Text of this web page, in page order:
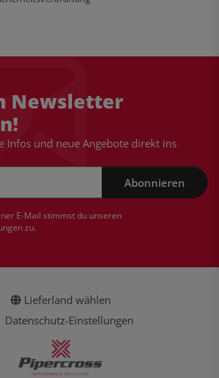
Newsletter
Infos und neue Angebote direkt ins
Abonnieren
E-Mail stimmst du unseren
zu.
Lieferland wählen
Datenschutz-Einstellungen